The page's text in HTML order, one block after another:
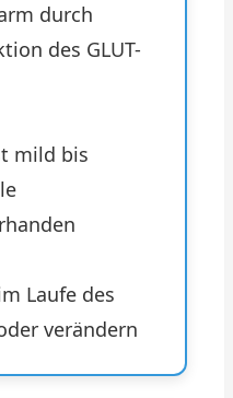
durch
des GLUT-
mild bis
Laufe des
verändern